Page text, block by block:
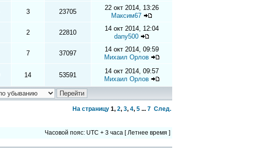
3 23705
22 окт 2014, 13:26
Максим67
2 22810
14 окт 2014, 12:04
dany500
7 37097
14 окт 2014, 09:59
Михаил Орлов
14 53591
14 окт 2014, 09:57
Михаил Орлов
На страницу 1, 2, 3, 4, 5 ... 7 След.
Часовой пояс: UTC + 3 часа [ Летнее время ]